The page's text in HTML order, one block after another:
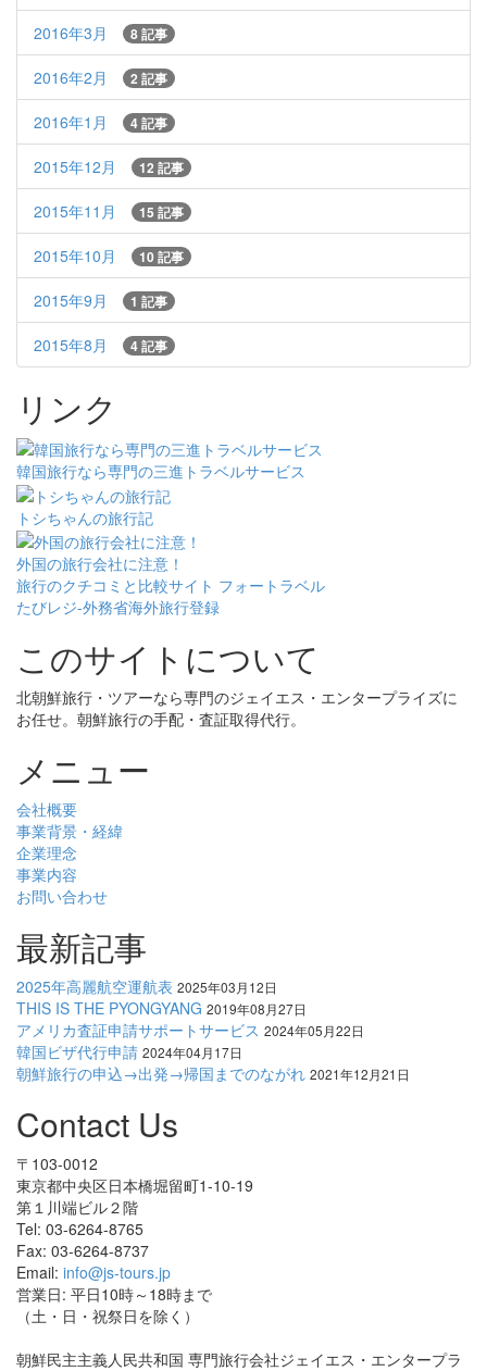
2016年3月 8 記事
2016年2月 2 記事
2016年1月 4 記事
2015年12月 12 記事
2015年11月 15 記事
2015年10月 10 記事
2015年9月 1 記事
2015年8月 4 記事
リンク
韓国旅行なら専門の三進トラベルサービス
トシちゃんの旅行記
外国の旅行会社に注意！
旅行のクチコミと比較サイト フォートラベル
たびレジ-外務省海外旅行登録
このサイトについて
北朝鮮旅行・ツアーなら専門のジェイエス・エンタープライズに
お任せ。朝鮮旅行の手配・査証取得代行。
メニュー
会社概要
事業背景・経緯
企業理念
事業内容
お問い合わせ
最新記事
2025年高麗航空運航表 2025年03月12日
THIS IS THE PYONGYANG 2019年08月27日
アメリカ査証申請サポートサービス 2024年05月22日
韓国ビザ代行申請 2024年04月17日
朝鮮旅行の申込→出発→帰国までのながれ 2021年12月21日
Contact Us
〒103-0012
東京都中央区日本橋堀留町1-10-19
第１川端ビル２階
Tel: 03-6264-8765
Fax: 03-6264-8737
Email: info@js-tours.jp
営業日: 平日10時～18時まで
（土・日・祝祭日を除く）
朝鮮民主主義人民共和国 専門旅行会社ジェイエス・エンタープラ